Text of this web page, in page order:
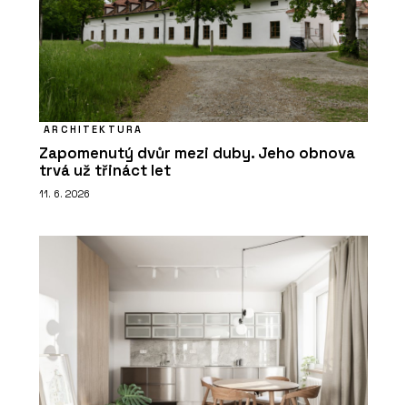
ARCHITEKTURA
Zapomenutý dvůr mezi duby. Jeho obnova
trvá už třináct let
11. 6. 2026